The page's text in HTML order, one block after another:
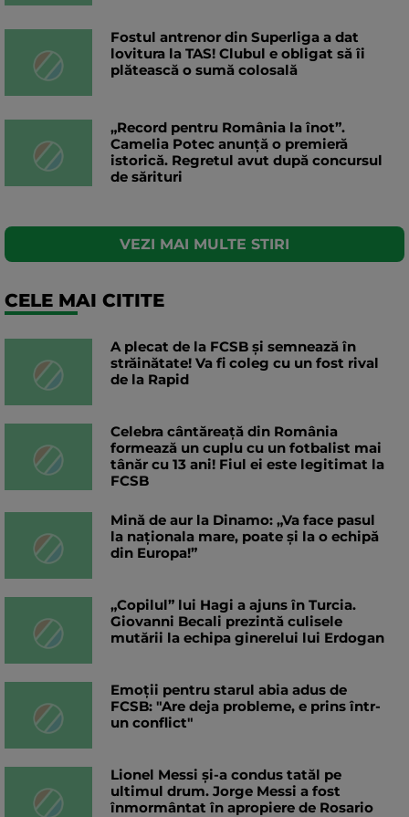
Fostul antrenor din Superliga a dat
lovitura la TAS! Clubul e obligat să îi
plătească o sumă colosală
„Record pentru România la înot”.
Camelia Potec anunță o premieră
istorică. Regretul avut după concursul
de sărituri
VEZI MAI MULTE STIRI
CELE MAI CITITE
A plecat de la FCSB și semnează în
străinătate! Va fi coleg cu un fost rival
de la Rapid
Celebra cântăreață din România
formează un cuplu cu un fotbalist mai
tânăr cu 13 ani! Fiul ei este legitimat la
FCSB
Mină de aur la Dinamo: „Va face pasul
la naționala mare, poate și la o echipă
din Europa!”
„Copilul” lui Hagi a ajuns în Turcia.
Giovanni Becali prezintă culisele
mutării la echipa ginerelui lui Erdogan
Emoții pentru starul abia adus de
FCSB: "Are deja probleme, e prins într-
un conflict"
Lionel Messi și-a condus tatăl pe
ultimul drum. Jorge Messi a fost
înmormântat în apropiere de Rosario